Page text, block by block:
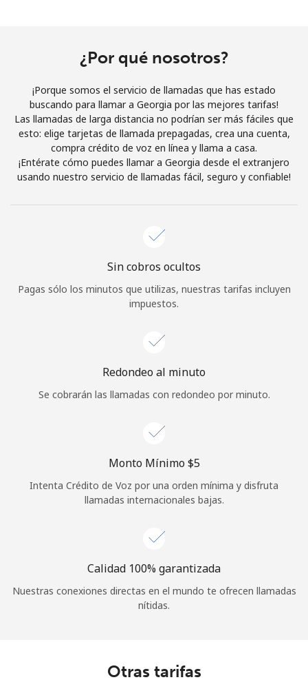
Únete
¡Hola!
Inicia sesión oREGÍSTRATE →
¿Olvidaste tu contraseña? →
o
Continuar con
¿Por qué nosotros?
¡Porque somos el servicio de llamadas que has estado
buscando para llamar a Georgia por las mejores tarifas!
Las llamadas de larga distancia no podrían ser más fáciles que
esto: elige tarjetas de llamada prepagadas, crea una cuenta,
compra crédito de voz en línea y llama a casa.
¡Entérate cómo puedes llamar a Georgia desde el extranjero
usando nuestro servicio de llamadas fácil, seguro y confiable!
Sin cobros ocultos
Pagas sólo los minutos que utilizas, nuestras tarifas incluyen
impuestos.
Redondeo al minuto
Se cobrarán las llamadas con redondeo por minuto.
Monto Mínimo ⁦$5⁩
Intenta Crédito de Voz por una orden mínima y disfruta
llamadas internacionales bajas.
Calidad 100% garantizada
Nuestras conexiones directas en el mundo te ofrecen llamadas
nítidas.
Otras tarifas